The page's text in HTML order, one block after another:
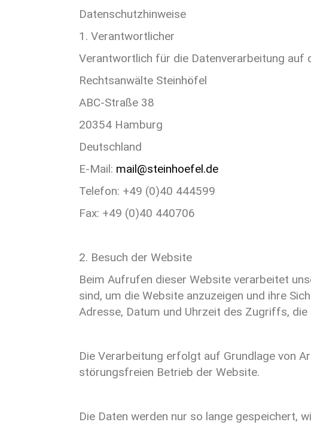
Datenschutzhinweise
1. Verantwortlicher
Verantwortlich für die Datenverarbeitung auf
Rechtsanwälte Steinhöfel
ABC-Straße 38
20354 Hamburg
Deutschland
E-Mail: mail@steinhoefel.de
Telefon: +49 (0)40 444599
Fax: +49 (0)40 440706
2. Besuch der Website
Beim Aufrufen dieser Website verarbeitet
sind, um die Website anzuzeigen und ihre
Adresse, Datum und Uhrzeit des Zugriffs,
Die Verarbeitung erfolgt auf Grundlage von
störungsfreien Betrieb der Website.
Die Daten werden nur so lange gespeichert,